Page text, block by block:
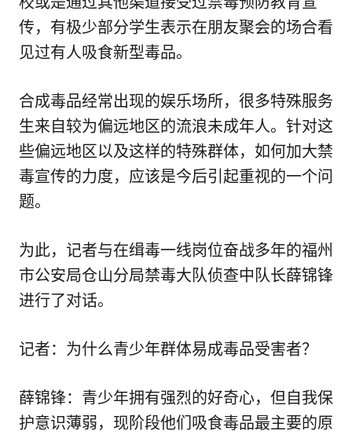
传，有极少部分学生表示在朋友聚会的场合看
见过有人吸食新型毒品。
合成毒品经常出现的娱乐场所，很多特殊服务
生来自较为偏远地区的流浪未成年人。针对这
些偏远地区以及这样的特殊群体，如何加大禁
毒宣传的力度，应该是今后引起重视的一个问
题。
为此，记者与在缉毒一线岗位奋战多年的福州
市公安局仓山分局禁毒大队侦查中队长薛锦锋
进行了对话。
记者：为什么青少年群体易成毒品受害者？
薛锦锋：青少年拥有强烈的好奇心，但自我保
护意识薄弱，现阶段他们吸食毒品最主要的原